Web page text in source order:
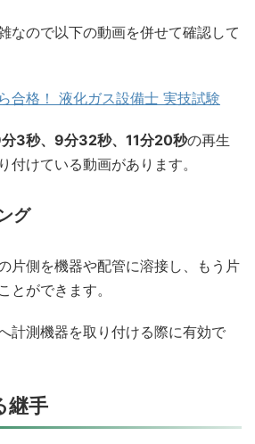
なので以下の動画を併せて確認して
合格！ 液化ガス設備士 実技試験
3秒、9分32秒、11分20秒の再生
付けている動画があります。
グ
片側を機器や配管に溶接し、もう片
とができます。
計測機器を取り付ける際に有効で
継手